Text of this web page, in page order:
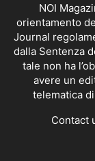
NOI
orientamento
Journal
dalla Sentenza
tale non ha
avere un
telematica
Contact